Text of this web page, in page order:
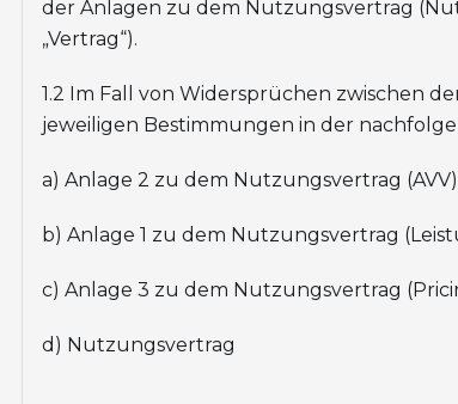
der Anlagen zu dem Nutzungsvertrag
„Vertrag“).
1.2 Im Fall von Widersprüchen zwischen
jeweiligen Bestimmungen in der
a) Anlage 2 zu dem Nutzungsvertrag (AVV)
b) Anlage 1 zu dem Nutzungsvertrag
c) Anlage 3 zu dem Nutzungsvertrag
d) Nutzungsvertrag